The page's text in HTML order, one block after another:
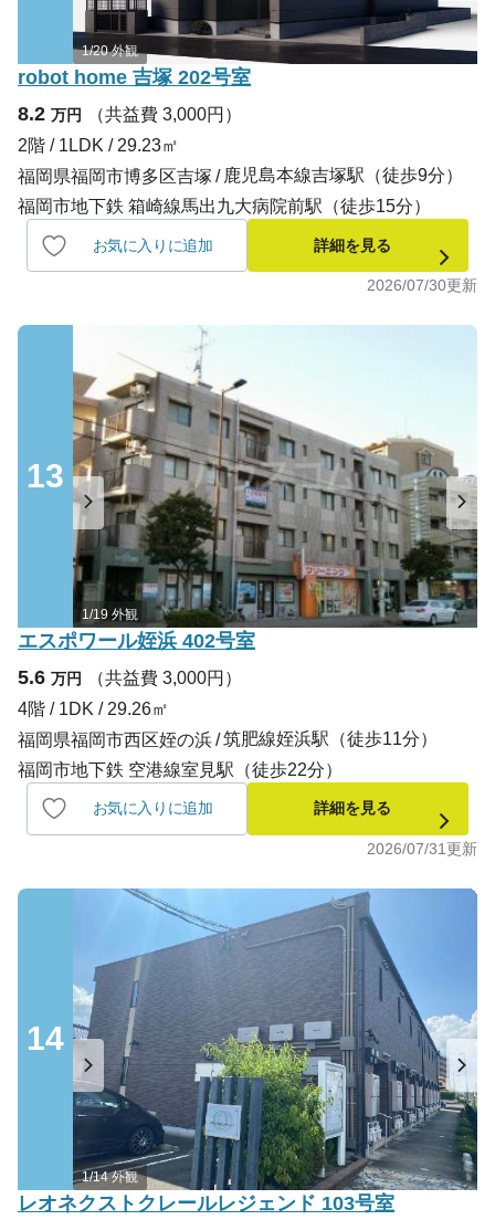
1/20 外観
robot home 吉塚 202号室
8.2 万円
（共益費 3,000円）
2階 / 1LDK / 29.23㎡
福岡県福岡市博多区吉塚
鹿児島本線吉塚駅（徒歩9分）
福岡市地下鉄 箱崎線馬出九大病院前駅（徒歩15分）
お気に入りに追加 詳細を見る
2026/07/30更新
13
1/19 外観
エスポワール姪浜 402号室
5.6 万円
（共益費 3,000円）
4階 / 1DK / 29.26㎡
福岡県福岡市西区姪の浜
筑肥線姪浜駅（徒歩11分）
福岡市地下鉄 空港線室見駅（徒歩22分）
お気に入りに追加 詳細を見る
2026/07/31更新
14
1/14 外観
レオネクストクレールレジェンド 103号室